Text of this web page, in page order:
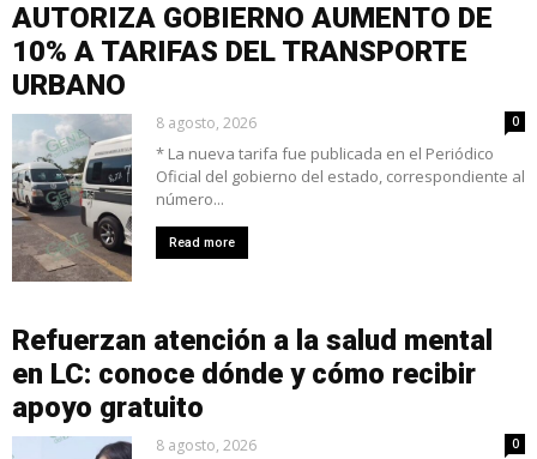
AUTORIZA GOBIERNO AUMENTO DE
10% A TARIFAS DEL TRANSPORTE
URBANO
8 agosto, 2026 0
* La nueva tarifa fue publicada en el Periódico
Oficial del gobierno del estado, correspondiente al
número...
Read more
Refuerzan atención a la salud mental
en LC: conoce dónde y cómo recibir
apoyo gratuito
8 agosto, 2026 0